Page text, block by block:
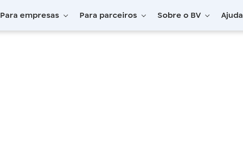
Para empresas Para parceiros Sobre o BV Ajuda